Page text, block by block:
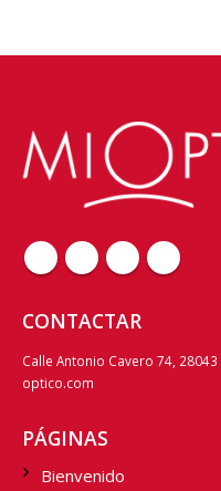
CONTACTAR
Calle Antonio Cavero 74,
optico.com
PÁGINAS
Bienvenido